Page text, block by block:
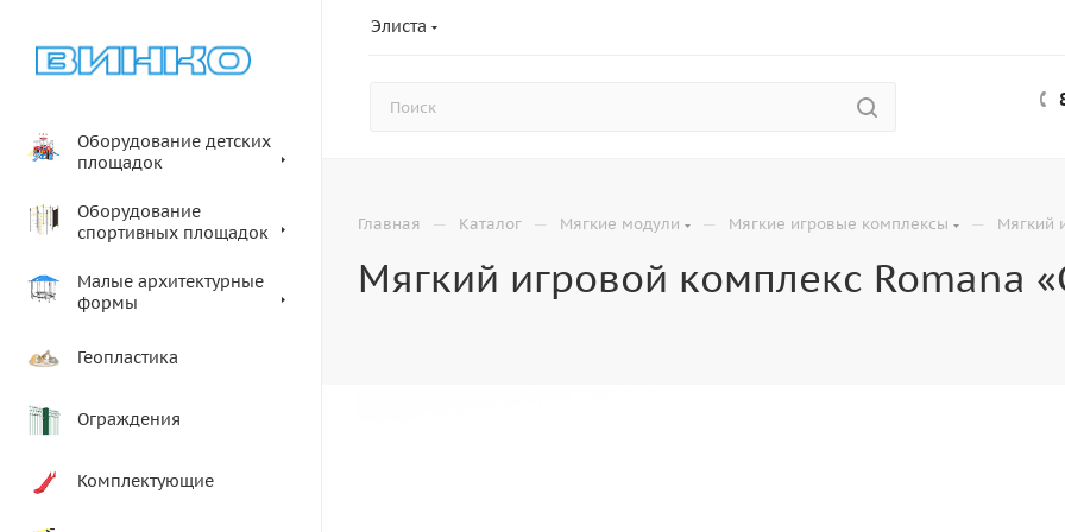
Элиста
Оборудование детских
площадок
Оборудование
спортивных площадок
Малые архитектурные
формы
Геопластика
Ограждения
Комплектующие
Главная — Каталог — Мягкие модули — Мягкие игровые комплексы — Мягкий
Мягкий игровой комплекс Romana